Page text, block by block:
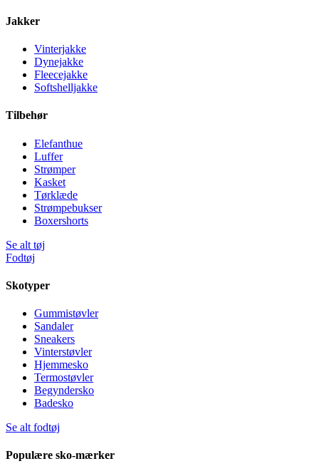
Jakker
Vinterjakke
Dynejakke
Fleecejakke
Softshelljakke
Tilbehør
Elefanthue
Luffer
Strømper
Kasket
Tørklæde
Strømpebukser
Boxershorts
Se alt tøj
Fodtøj
Skotyper
Gummistøvler
Sandaler
Sneakers
Vinterstøvler
Hjemmesko
Termostøvler
Begyndersko
Badesko
Se alt fodtøj
Populære sko-mærker